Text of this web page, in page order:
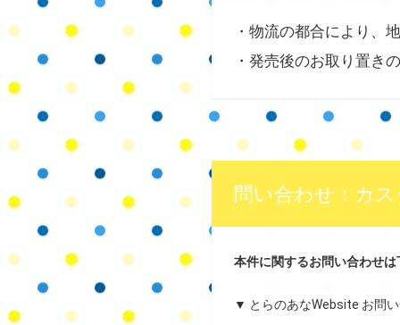
・物流の都合により、
・発売後のお取り置き
問い合わせ：カ
本件に関するお問い合わせ
▼ とらのあなWebsite お問